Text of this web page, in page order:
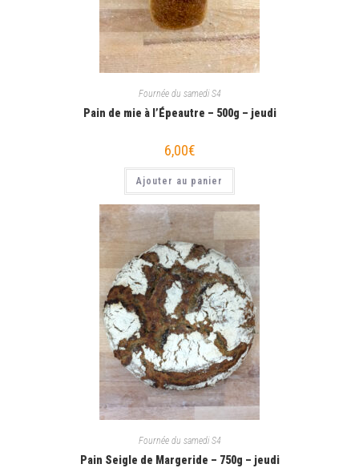
Fournée du samedi S4
Pain de mie à l’Épeautre – 500g – jeudi
6,00€
Ajouter au panier
Fournée du samedi S4
Pain Seigle de Margeride – 750g – jeudi